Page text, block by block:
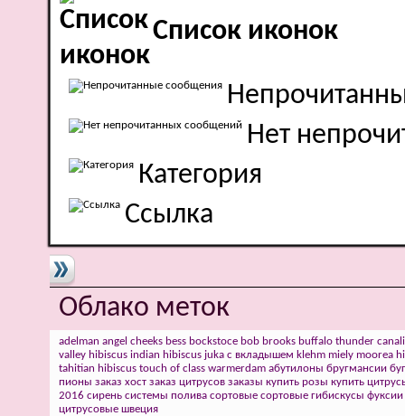
Список иконок
Нет
Категория
Ссылка
Облако меток
adelman angel cheeks bess bockstoce bob brooks buffalo thunder
valley hibiscus indian hibiscus juka с вкладышем klehm miely moorea
tahitian hibiscus touch of class warmerdam абутилоны бругмансии
пионы заказ хост заказ цитрусов заказы купить розы купить
2016 сирень системы полива сортовые сортовые гибискусы фуксии
цитрусовые швеция